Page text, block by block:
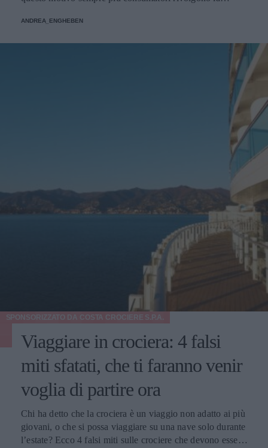
all’interno dell’offerta? Ecco una breve guida per scegliere
ANDREA_ENGHEBEN
Viaggiare in crociera: 4 falsi
miti sfatati, che ti faranno venir
voglia di partire ora
Chi ha detto che la crociera è un viaggio non adatto ai più
giovani, o che si possa viaggiare su una nave solo durante
l’estate? Ecco 4 falsi miti sulle crociere che devono essere
SPONSORIZZATO DA COSTA CROCIERE S.P.A.